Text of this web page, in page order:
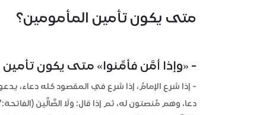
متى يكون تأمين المأمومين؟
- «وإذا أمَّن فأمِّنوا» متى يكون